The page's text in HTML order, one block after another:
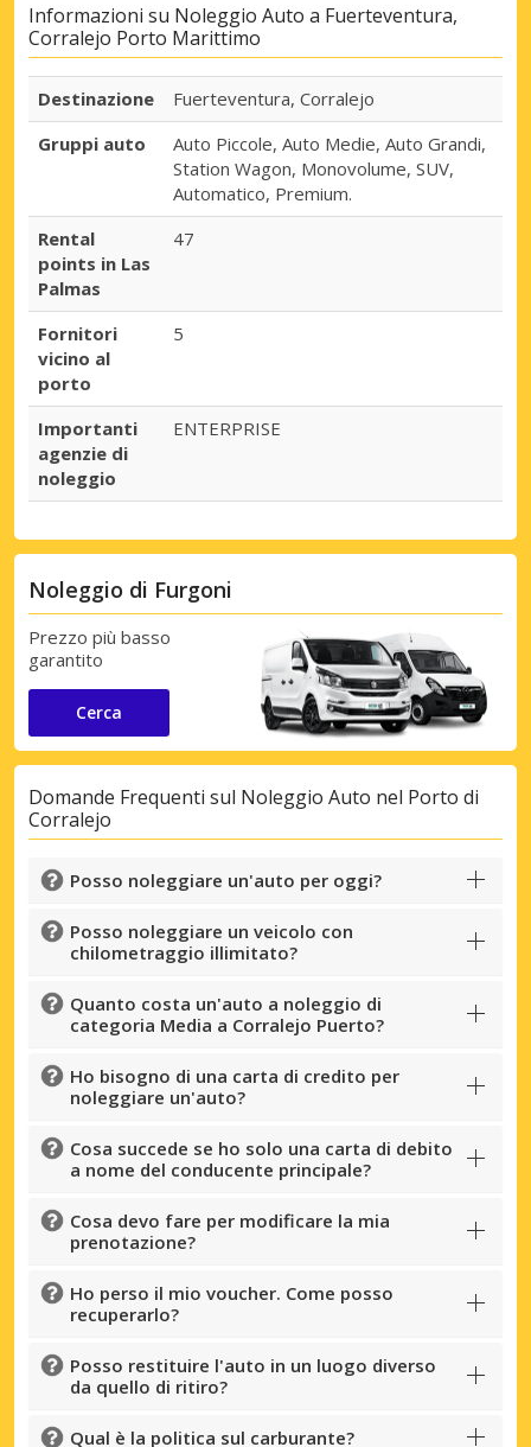
Informazioni su Noleggio Auto a Fuerteventura,
Corralejo Porto Marittimo
Destinazione
Fuerteventura, Corralejo
Gruppi auto
Auto Piccole, Auto Medie, Auto Grandi,
Station Wagon, Monovolume, SUV,
Automatico, Premium.
Rental
points in Las
Palmas
47
Fornitori
vicino al
porto
5
Importanti
agenzie di
noleggio
ENTERPRISE
Noleggio di Furgoni
Prezzo più basso
garantito
Cerca
Domande Frequenti sul Noleggio Auto nel Porto di
Corralejo
Posso noleggiare un'auto per oggi?
Posso noleggiare un veicolo con
chilometraggio illimitato?
Quanto costa un'auto a noleggio di
categoria Media a Corralejo Puerto?
Ho bisogno di una carta di credito per
noleggiare un'auto?
Cosa succede se ho solo una carta di debito
a nome del conducente principale?
Cosa devo fare per modificare la mia
prenotazione?
Ho perso il mio voucher. Come posso
recuperarlo?
Posso restituire l'auto in un luogo diverso
da quello di ritiro?
Qual è la politica sul carburante?